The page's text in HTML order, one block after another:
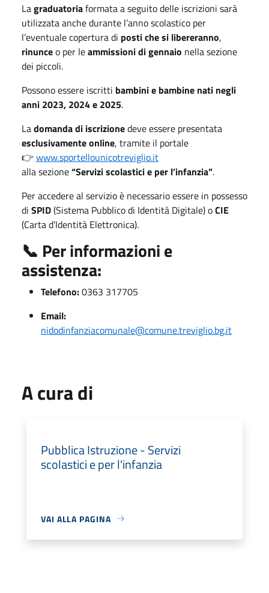
Lagraduatoriaformata a seguito delle iscrizioni sarà
utilizzata anche durante l’anno scolastico per
l’eventuale copertura di posti che si libereranno,
rinunceo per leammissioni di gennaio nella sezione
dei piccoli.
Possono essere iscritti bambini e bambine nati negli
anni 2023, 2024 e 2025.
Ladomanda di iscrizionedeve essere presentata
esclusivamente online, tramite il portale
👉 www.sportellounicotreviglio.it
alla sezione“Servizi scolastici e per l’infanzia”.
Per accedere al servizio è necessario essere in possesso
di SPID(Sistema Pubblico di Identità Digitale) oCIE
(Carta d’Identità Elettronica).
📞 Per informazioni e
assistenza:
Telefono:0363 317705
Email:
nidodinfanziacomunale@comune.treviglio.bg.it
A cura di
Pubblica Istruzione - Servizi
scolastici e per l'infanzia
VAI ALLA PAGINA